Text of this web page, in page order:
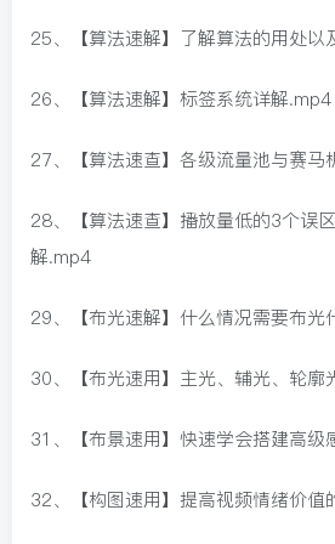
25、【算法速解】了解算法的用处以
26、【算法速解】标签系统详解.mp4
27、【算法速查】各级流量池与赛马
28、【算法速查】播放量低的3个误
解.mp4
29、【布光速解】什么情况需要布光
30、【布光速用】主光、辅光、轮廓
31、【布景速用】快速学会搭建高级
32、【构图速用】提高视频情绪价值